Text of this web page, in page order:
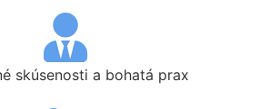
skúsenosti a bohatá prax